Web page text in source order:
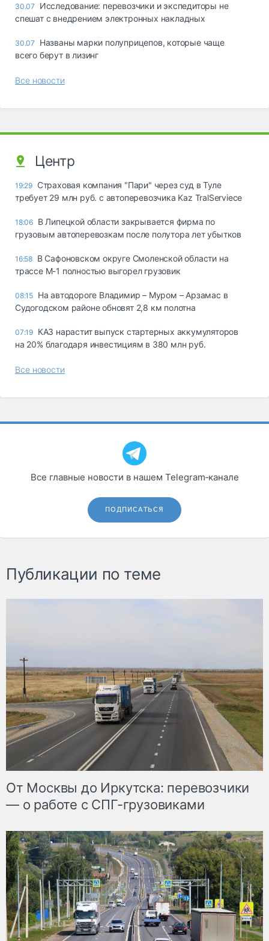
30.07
Исследование: перевозчики и экспедиторы не
спешат с внедрением электронных накладных
30.07
Названы марки полуприцепов, которые чаще
всего берут в лизинг
Все новости
Центр
19:29 Страховая компания "Пари" через суд в Туле
требует 29 млн руб. с автоперевозчика Kaz TralServiece
18:06 В Липецкой области закрывается фирма по
грузовым автоперевозкам после полутора лет убытков
16:58 В Сафоновском округе Смоленской области на
трассе М-1 полностью выгорел грузовик
08:15 На автодороге Владимир – Муром – Арзамас в
Судогодском районе обновят 2,8 км полотна
07:19 КАЗ нарастит выпуск стартерных аккумуляторов
на 20% благодаря инвестициям в 380 млн руб.
Все новости
Все главные новости в нашем Telegram‑канале
ПОДПИСАТЬСЯ
Публикации по теме
От Москвы до Иркутска: перевозчики
— о работе с СПГ-грузовиками